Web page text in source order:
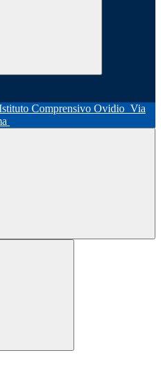
Comprensivo Ovidio Via